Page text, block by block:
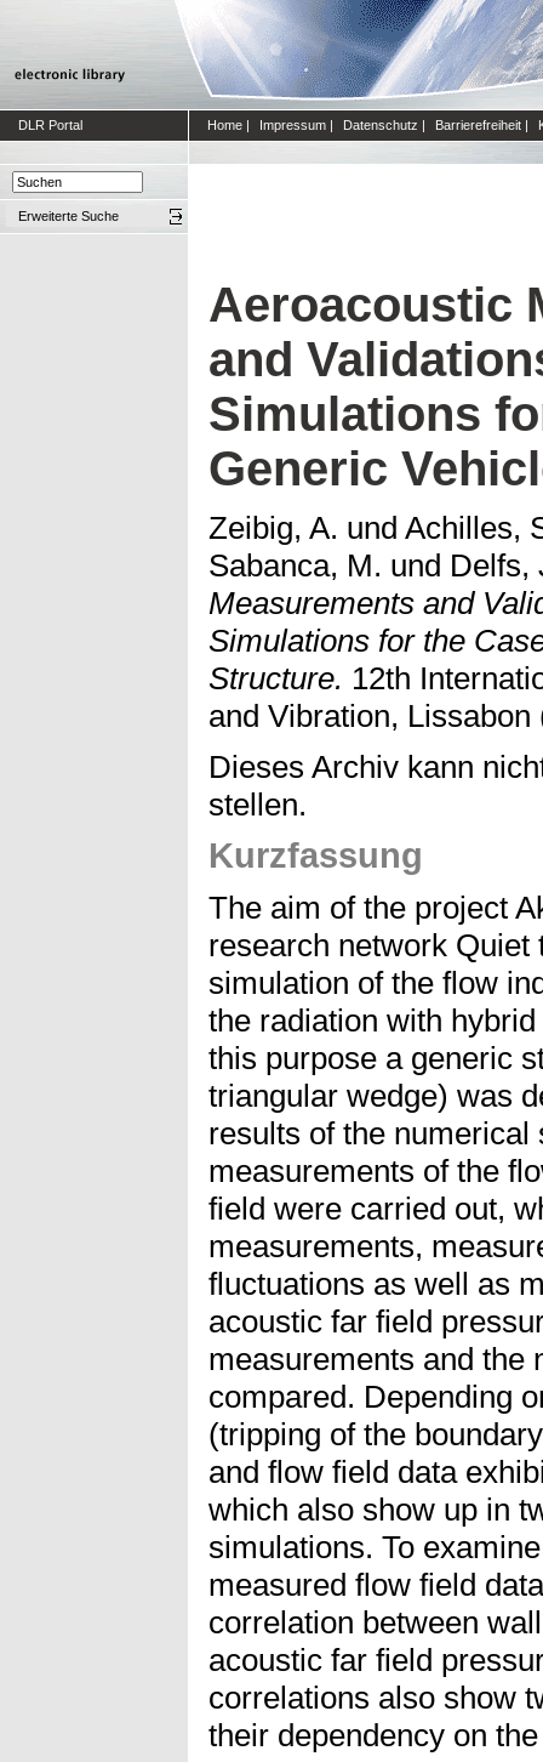
DLR Portal Home | Impressum | Datenschutz | Barrierefreiheit |
Erweiterte Suche
Aeroacoustic
and
Simulations
Generic
Zeibig, A. und Achilles,
Sabanca, M. und Delfs,
Measurements and
Simulations for the
Structure. 12th
and Vibration, Lissabon
Dieses Archiv kann
stellen.
Kurzfassung
The aim of the project
research network
simulation of the flow
the radiation with
this purpose a generic
triangular wedge) was
results of the
measurements of the
field were carried out,
measurements,
fluctuations as well as
acoustic far field
measurements and the
compared. Depending
(tripping of the
and flow field data
which also show up in
simulations. To
measured flow field
correlation between
acoustic far field
correlations also show
their dependency on